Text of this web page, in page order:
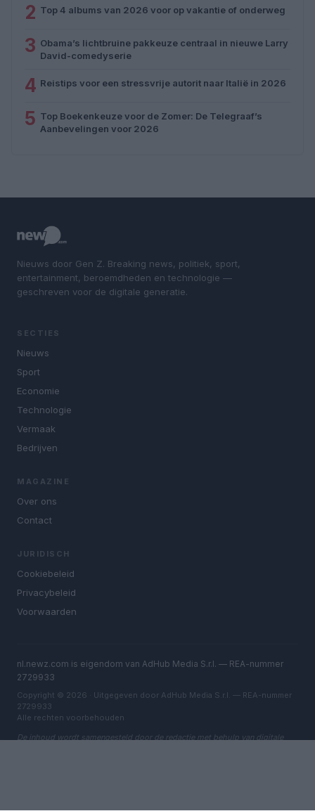
2 Top 4 albums van 2026 voor op vakantie of onderweg
3 Obama’s lichtbruine pakkeuze centraal in nieuwe Larry
David-comedyserie
4 Reistips voor een stressvrije autorit naar Italië in 2026
5 Top Boekenkeuze voor de Zomer: De Telegraaf’s
Aanbevelingen voor 2026
Nieuws door Gen Z. Breaking news, politiek, sport,
entertainment, beroemdheden en technologie —
geschreven voor de digitale generatie.
SECTIES
Nieuws
Sport
Economie
Technologie
Vermaak
Bedrijven
MAGAZINE
Over ons
Contact
JURIDISCH
Cookiebeleid
Privacybeleid
Voorwaarden
nl.newz.com is eigendom van AdHub Media S.r.l. — REA-nummer
2729933
Copyright © 2026 · Uitgegeven door AdHub Media S.r.l. — REA-nummer
2729933
Alle rechten voorbehouden
De inhoud wordt samengesteld door de redactie met behulp van digitale